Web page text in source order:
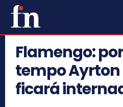
Flamengo:
tempo Ayrton
ficará